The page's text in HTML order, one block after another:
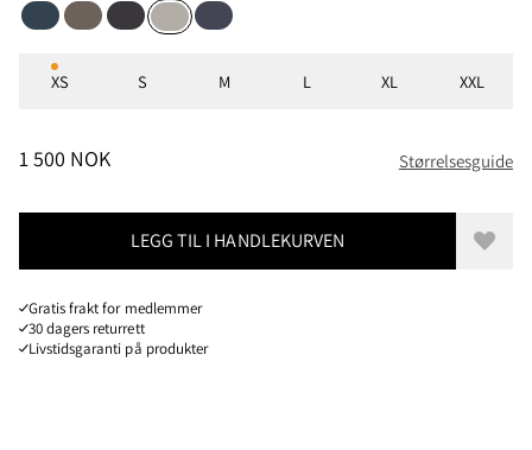
Midnight Blue
Falcon Grey
RavenDove GreyDeep Heather
Størrelser
XS S M L XL XXL
PRIS: 1 500 NOK, REDUSERT FRA 1 500 NOK
1 500 NOK Størrelsesguide
LEGG TIL I HANDLEKURVEN Legg
Gratis frakt for medlemmer
30 dagers returrett
Livstidsgaranti på produkter